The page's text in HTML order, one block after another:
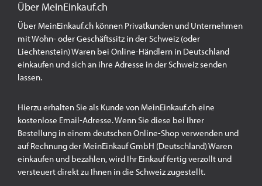
Über MeinEinkauf.ch
Über MeinEinkauf.ch können Privatkunden und Unternehmen
mit Wohn- oder Geschäftssitz in der Schweiz (oder
Liechtenstein) Waren bei Online-Händlern in Deutschland
einkaufen und sich an ihre Adresse in der Schweiz senden
lassen.
Hierzu erhalten Sie als Kunde von MeinEinkauf.ch eine
kostenlose Email-Adresse. Wenn Sie diese bei Ihrer
Bestellung in einem deutschen Online-Shop verwenden und
auf Rechnung der MeinEinkauf GmbH (Deutschland) Waren
einkaufen und bezahlen, wird Ihr Einkauf fertig verzollt und
versteuert direkt zu Ihnen in die Schweiz zugestellt.